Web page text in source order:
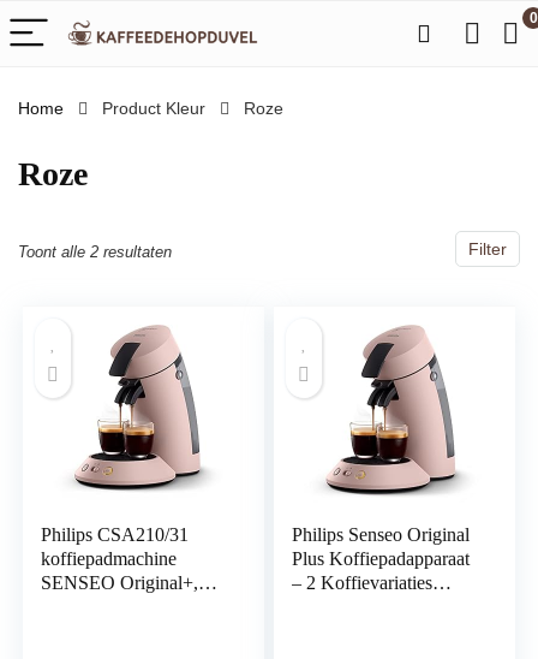
0
Home Product Kleur ‎Roze
‎Roze
Filter
Toont alle 2 resultaten
Philips CSA210/31
koffiepadmachine
SENSEO Original+,
Philips Senseo Original
Plus Koffiepadapparaat
– 2 Koffievariaties